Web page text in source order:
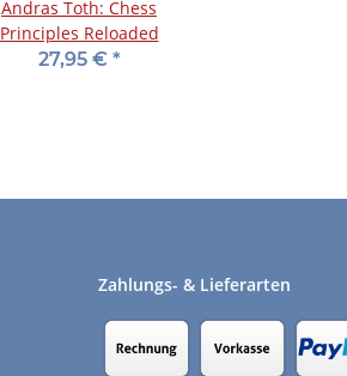
Andras Toth: Chess
Principles Reloaded
27,95 € *
Zahlungs- & Lieferarten